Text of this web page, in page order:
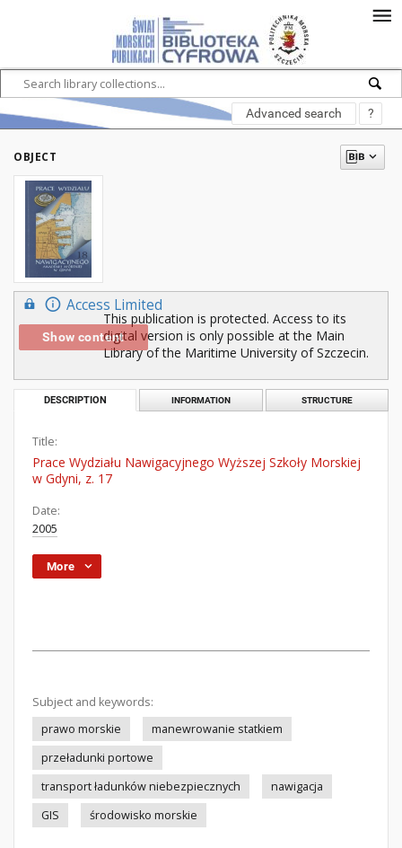
Advanced search ?
OBJECT
Access Limited
Show content
This publication is protected. Access to its
digital version is only possible at the Main
Library of the Maritime University of Szczecin.
DESCRIPTION INFORMATION STRUCTURE
Title:
Prace Wydziału Nawigacyjnego Wyższej Szkoły Morskiej
w Gdyni, z. 17
Date:
2005
More
Subject and keywords:
prawo morskie
manewrowanie statkiem
przeładunki portowe
transport ładunków niebezpiecznych
nawigacja
GIS
środowisko morskie